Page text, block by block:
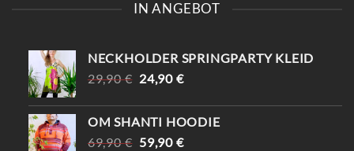
IN ANGEBOT
NECKHOLDER SPRINGPARTY KLEID
29,90€ URSPRÜNGLICHER
WAR:
29,90 €
24,90 €AKTUELLER
IST:
24,90 €.
OM SHANTI HOODIE
69,90€ URSPRÜNGLICHER
59,90 €AKTUELLER